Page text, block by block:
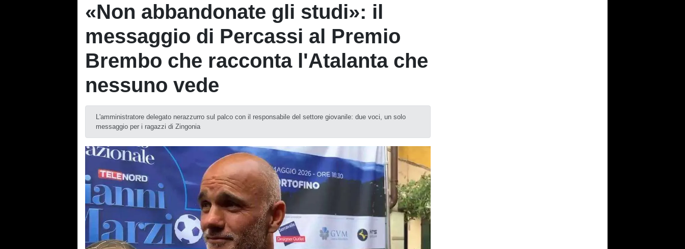
«Non abbandonate gli studi»: il
messaggio di Percassi al Premio
Brembo che racconta l'Atalanta che
nessuno vede
L'amministratore delegato nerazzurro sul palco con il responsabile del settore giovanile: due voci, un solo
messaggio per i ragazzi di Zingonia